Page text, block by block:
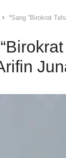
*Sang “Birokrat